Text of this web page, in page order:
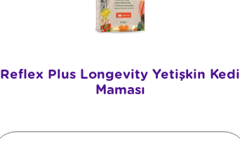
Reflex Plus Longevity Yetişkin Kedi
Maması